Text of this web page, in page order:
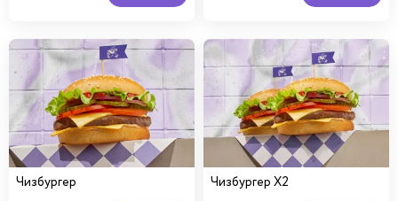
Чизбургер Чизбургер Х2